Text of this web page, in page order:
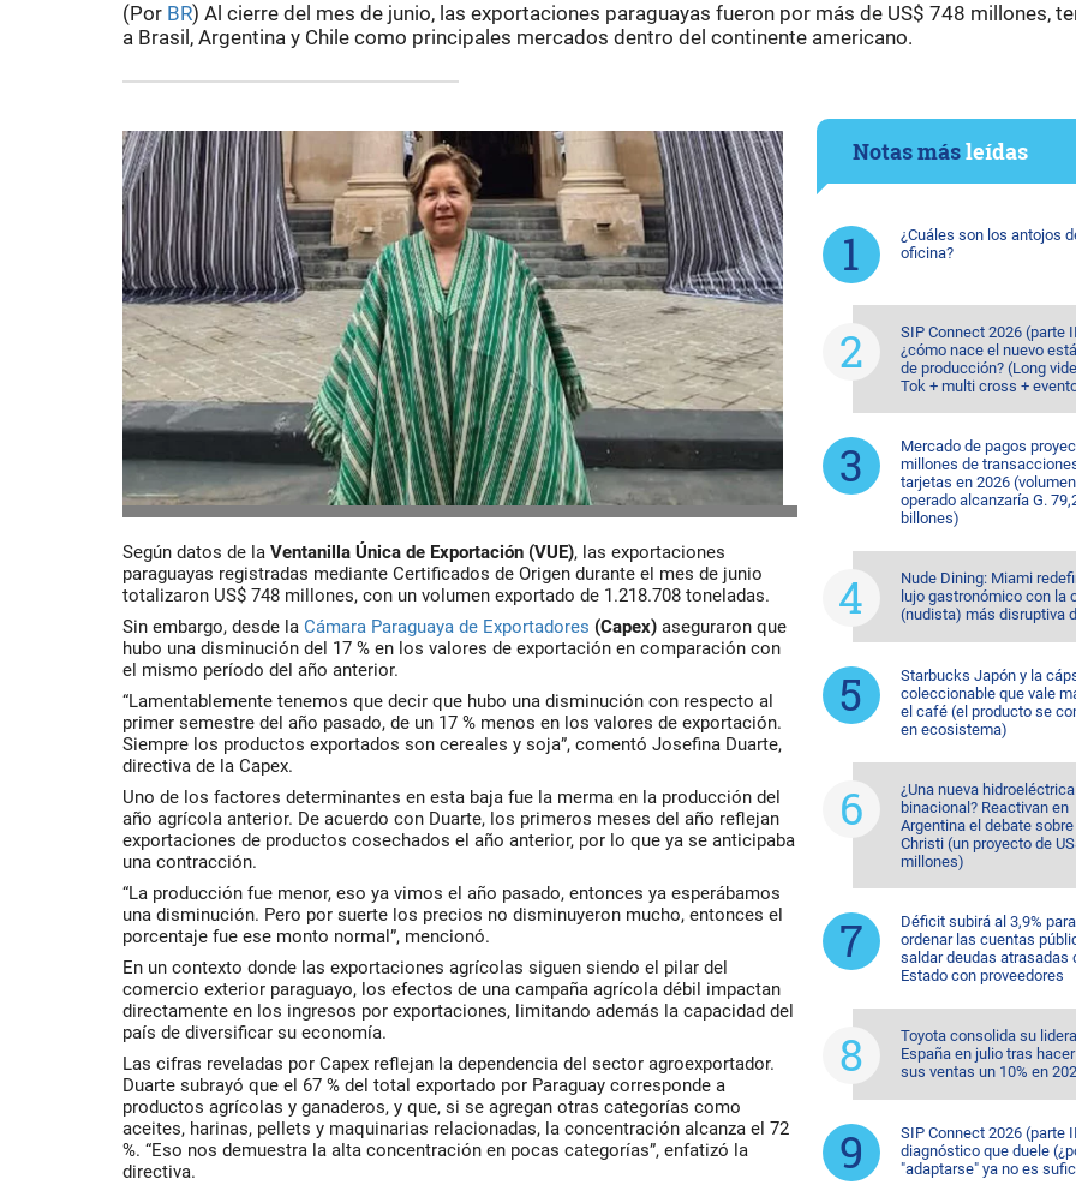
(Por BR) Al cierre del mes de junio, las exportaciones paraguayas fueron por más de US$ 748 millones,
a Brasil, Argentina y Chile como principales mercados dentro del continente americano.
Según datos de la Ventanilla Única de Exportación (VUE), las exportaciones
paraguayas registradas mediante Certificados de Origen durante el mes de junio
totalizaron US$ 748 millones, con un volumen exportado de 1.218.708 toneladas.
Sin embargo, desde la Cámara Paraguaya de Exportadores (Capex) aseguraron que
hubo una disminución del 17 % en los valores de exportación en comparación con
el mismo período del año anterior.
“Lamentablemente tenemos que decir que hubo una disminución con respecto al
primer semestre del año pasado, de un 17 % menos en los valores de exportación.
Siempre los productos exportados son cereales y soja”, comentó Josefina Duarte,
directiva de la Capex.
Uno de los factores determinantes en esta baja fue la merma en la producción del
año agrícola anterior. De acuerdo con Duarte, los primeros meses del año reflejan
exportaciones de productos cosechados el año anterior, por lo que ya se anticipaba
una contracción.
“La producción fue menor, eso ya vimos el año pasado, entonces ya esperábamos
una disminución. Pero por suerte los precios no disminuyeron mucho, entonces el
porcentaje fue ese monto normal”, mencionó.
En un contexto donde las exportaciones agrícolas siguen siendo el pilar del
comercio exterior paraguayo, los efectos de una campaña agrícola débil impactan
directamente en los ingresos por exportaciones, limitando además la capacidad del
país de diversificar su economía.
Las cifras reveladas por Capex reflejan la dependencia del sector agroexportador.
Duarte subrayó que el 67 % del total exportado por Paraguay corresponde a
productos agrícolas y ganaderos, y que, si se agregan otras categorías como
aceites, harinas, pellets y maquinarias relacionadas, la concentración alcanza el 72
%. “Eso nos demuestra la alta concentración en pocas categorías”, enfatizó la
directiva.
Notas másleídas
¿Cuáles son los antojos
oficina?
SIP Connect 2026 (parte
¿cómo nace el nuevo
de producción? (Long
Tok + multi cross +
Mercado de pagos
millones de
tarjetas en 2026 (volumen
operado alcanzaría G.
billones)
Nude Dining: Miami
lujo gastronómico con la
(nudista) más disruptiva
Starbucks Japón y la
coleccionable que vale
el café (el producto se
en ecosistema)
¿Una nueva hidroeléctrica
binacional? Reactivan en
Argentina el debate
Christi (un proyecto de
millones)
Déficit subirá al 3,9% para
ordenar las cuentas
saldar deudas atrasadas
Estado con proveedores
Toyota consolida su
España en julio tras
sus ventas un 10% en
SIP Connect 2026 (parte
diagnóstico que duele
"adaptarse" ya no es